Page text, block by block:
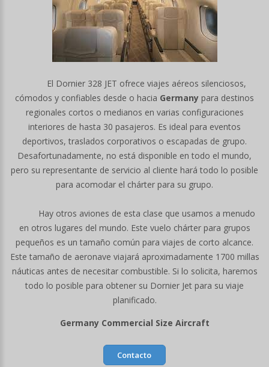
El Dornier 328 JET ofrece viajes aéreos silenciosos,
cómodos y confiables desde o hacia Germany para destinos
regionales cortos o medianos en varias configuraciones
interiores de hasta 30 pasajeros. Es ideal para eventos
deportivos, traslados corporativos o escapadas de grupo.
Desafortunadamente, no está disponible en todo el mundo,
pero su representante de servicio al cliente hará todo lo posible
para acomodar el chárter para su grupo.
Hay otros aviones de esta clase que usamos a menudo
en otros lugares del mundo. Este vuelo chárter para grupos
pequeños es un tamaño común para viajes de corto alcance.
Este tamaño de aeronave viajará aproximadamente 1700 millas
náuticas antes de necesitar combustible. Si lo solicita, haremos
todo lo posible para obtener su Dornier Jet para su viaje
planificado.
Germany Commercial Size Aircraft
Contacto